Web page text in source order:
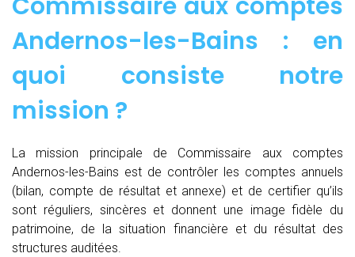
Andernos-les-Bains : en
quoi consiste notre
mission ?
La mission principale de Commissaire aux comptes
Andernos-les-Bains est de contrôler les comptes annuels
(bilan, compte de résultat et annexe) et de certifier qu’ils
sont réguliers, sincères et donnent une image fidèle du
patrimoine, de la situation financière et du résultat des
structures auditées.